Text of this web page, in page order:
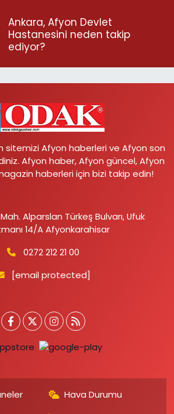
Ankara, Afyon Devlet
Hastanesini neden takip
ediyor?
Afyon haberleri ve Afyon son
Afyon haber, Afyon güncel, Afyon
haberleri için bizi takip edin!
Alparslan Türkeş Bulvarı, Ufuk
14/A Afyonkarahisar
0272 212 21 00
[email protected]
Hava Durumu